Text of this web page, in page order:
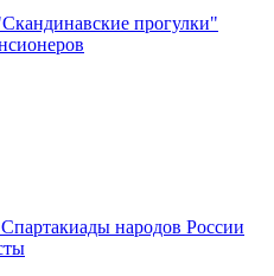
прогулки"
народов России